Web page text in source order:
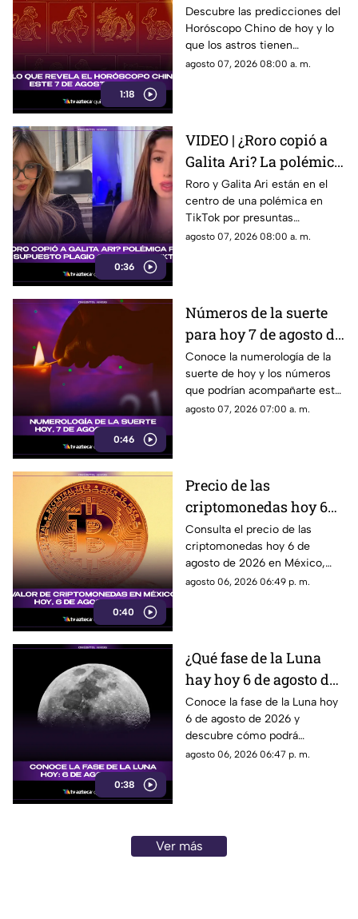
1:18
2026: predicciones para
cada signo y su energía
Descubre las predicciones del
Horóscopo Chino de hoy y lo
que los astros tienen
preparado para cada signo este
agosto 07, 2026 08:00 a. m.
0:36
VIDEO | ¿Roro copió a
Galita Ari? La polémica
por el supuesto plagio
que sacude TikTok
Roro y Galita Ari están en el
centro de una polémica en
TikTok por presuntas
similitudes entre sus
agosto 07, 2026 08:00 a. m.
0:46
Números de la suerte
para hoy 7 de agosto de
2026: descubre qué
cifra te favorece
Conoce la numerología de la
suerte de hoy y los números
que podrían acompañarte este
7 de agosto de 2026.
agosto 07, 2026 07:00 a. m.
0:40
Precio de las
criptomonedas hoy 6
de agosto de 2026 en
México: Bitcoin,
Ethereum y más
Consulta el precio de las
criptomonedas hoy 6 de
agosto de 2026 en México,
con las cotizaciones de
agosto 06, 2026 06:49 p. m.
0:38
¿Qué fase de la Luna
hay hoy 6 de agosto de
2026? Descubre cómo
se verá el satélite esta
noche
Conoce la fase de la Luna hoy
6 de agosto de 2026 y
descubre cómo podrá
observarse el satélite natural
agosto 06, 2026 06:47 p. m.
Ver más